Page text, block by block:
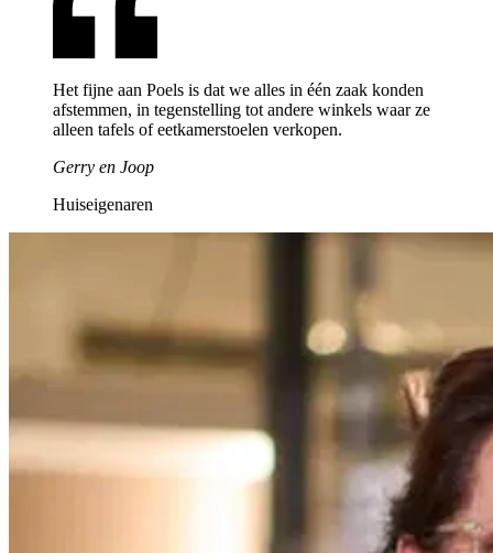
Het fijne aan Poels is dat we alles in één zaak konden
afstemmen, in tegenstelling tot andere winkels waar ze
alleen tafels of eetkamerstoelen verkopen.
Gerry en Joop
Huiseigenaren